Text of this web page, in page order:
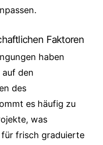
Faktoren
haben
auf den
des
es häufig zu
was
frisch graduierte